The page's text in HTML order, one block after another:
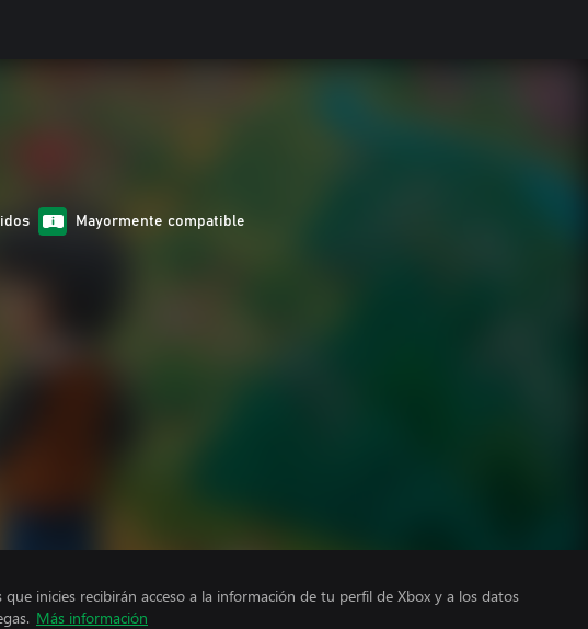
Mayormente compatible
que inicies recibirán acceso a la información de tu perfil de Xbox y a los datos
Más información